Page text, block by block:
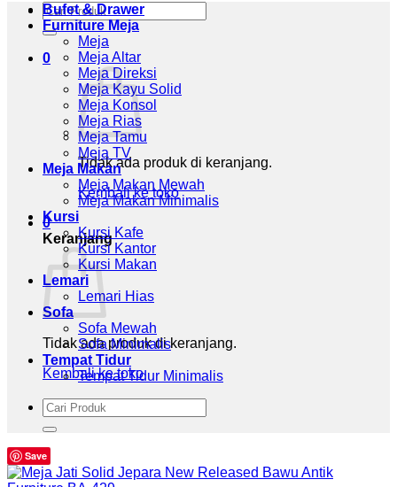
Pencarian
untuk:
0
Tidak ada produk di keranjang.
Kembali ke toko
0
Keranjang
Tidak ada produk di keranjang.
Kembali ke toko
Bufet & Drawer
Furniture Meja
Meja
Meja Altar
Meja Direksi
Meja Kayu Solid
Meja Konsol
Meja Rias
Meja Tamu
Meja TV
Meja Makan
Meja Makan Mewah
Meja Makan Minimalis
Kursi
Kursi Kafe
Kursi Kantor
Kursi Makan
Lemari
Lemari Hias
Sofa
Sofa Mewah
Sofa Minimalis
Tempat Tidur
Tempat Tidur Minimalis
Pencarian
untuk:
Save